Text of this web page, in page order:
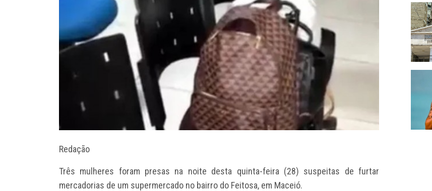
Redação
Três mulheres foram presas na noite desta quinta-feira (28) suspeitas de furtar
mercadorias de um supermercado no bairro do Feitosa, em Maceió.